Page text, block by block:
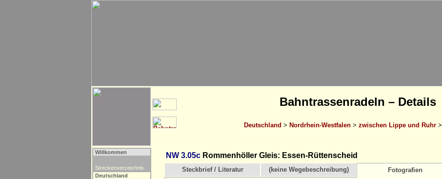
Bahntrassenradeln – Details
Deutschland > Nordrhein-Westfalen> zwischen Lippe und Ruhr>
Willkommen
Streckenverzeichnis
Deutschland
NW 3.05c Rommenhöller Gleis: Essen-Rüttenscheid
Steckbrief / Literatur (keine Wegebeschreibung) Fotografien